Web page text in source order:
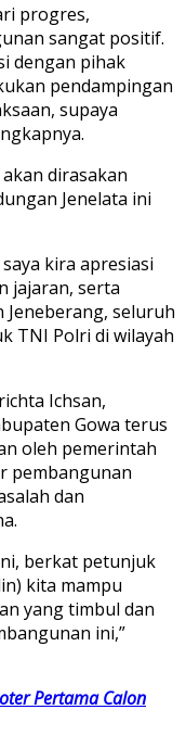
progres,
sangat positif.
dengan pihak
pendampingan
supaya
dirasakan
Jenelata ini
kira apresiasi
jajaran, serta
seluruh
TNI Polri di wilayah
Ichsan,
Gowa terus
oleh pemerintah
pembangunan
dan
berkat petunjuk
kita mampu
yang timbul dan
ini,”
Pertama Calon